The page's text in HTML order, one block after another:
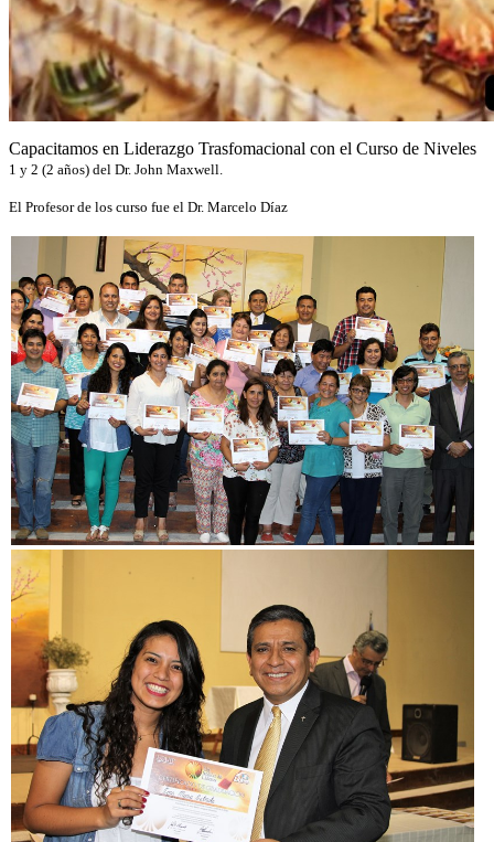
Capacitamos en Liderazgo Trasfomacional con el Curso de Niveles
1 y 2 (2 años) del Dr. John Maxwell.
El Profesor de los curso fue el Dr. Marcelo Díaz